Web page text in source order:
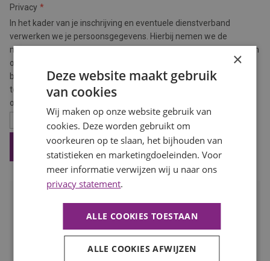
Privacy
In het kader van je inschrijving en eventuele dienstverband
verwerken we je persoonsgegevens. Hierbij nemen we de
noodzakelijke zorgvuldigheid in acht. Meer hierover kun je lezen in
ons
bemiddelen willen we je toestemming vragen om deze gegevens
te mogen verwerken en aan evt. derden, waaronder
opdrachtgevers, te verstrekken.
Ik ga akkoord met bemiddeling door Baanbereik
VERSTUUR INSCHRIJVING
Werk dat je leuk vindt, daar draait het om bij BaanBereik. Wij
helpen jou graag bij het vinden van de juiste baan.
BEKIJK ALLE VACATURES
×
Deze website maakt gebruik
van cookies
Wij maken op onze website gebruik van
cookies. Deze worden gebruikt om
voorkeuren op te slaan, het bijhouden van
statistieken en marketingdoeleinden. Voor
meer informatie verwijzen wij u naar ons
privacy statement.
ALLE COOKIES TOESTAAN
ALLE COOKIES AFWIJZEN